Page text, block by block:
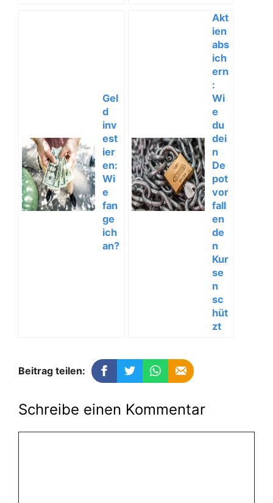
Gel
d
inv
est
ier
en:
Wi
e
fan
ge
ich
an?
Akt
ien
abs
ich
ern
:
Wi
e
du
dei
n
De
pot
vor
fall
en
de
n
Kur
se
n
sc
hüt
zt
Beitrag teilen:
Schreibe einen Kommentar